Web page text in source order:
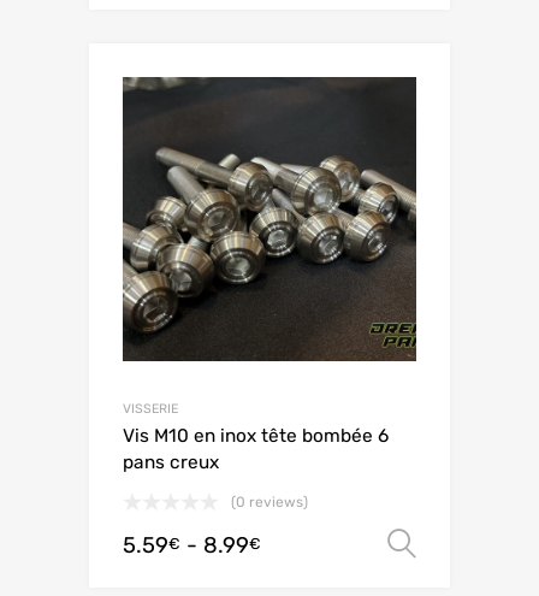
VISSERIE
Vis M10 en inox tête bombée 6
pans creux
(0 reviews)
5.59€ - 8.99€